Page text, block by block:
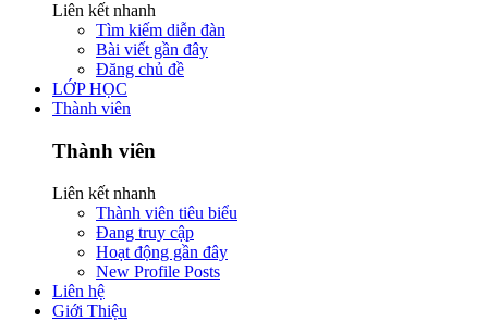
Liên kết nhanh
Tìm kiếm diễn đàn
Bài viết gần đây
Đăng chủ đề
LỚP HỌC
Thành viên
Thành viên
Liên kết nhanh
Thành viên tiêu biểu
Đang truy cập
Hoạt động gần đây
New Profile Posts
Liên hệ
Giới Thiệu